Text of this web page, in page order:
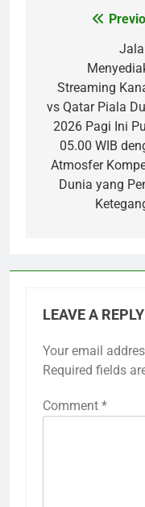
navigation
Streaming
vs Qatar Piala
2026 Pagi Ini
05.00 WIB
Atmosfer
Dunia yang
LEAVE A REPLY
Your email
Required fields
Comment *